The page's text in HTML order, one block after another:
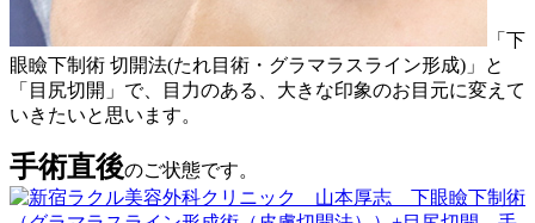
「下
眼瞼下制術 切開法(たれ目術・グラマラスライン形成)」と
「目尻切開」で、目力のある、大きな印象のお目元に変えて
いきたいと思います。
手術直後のご状態です。